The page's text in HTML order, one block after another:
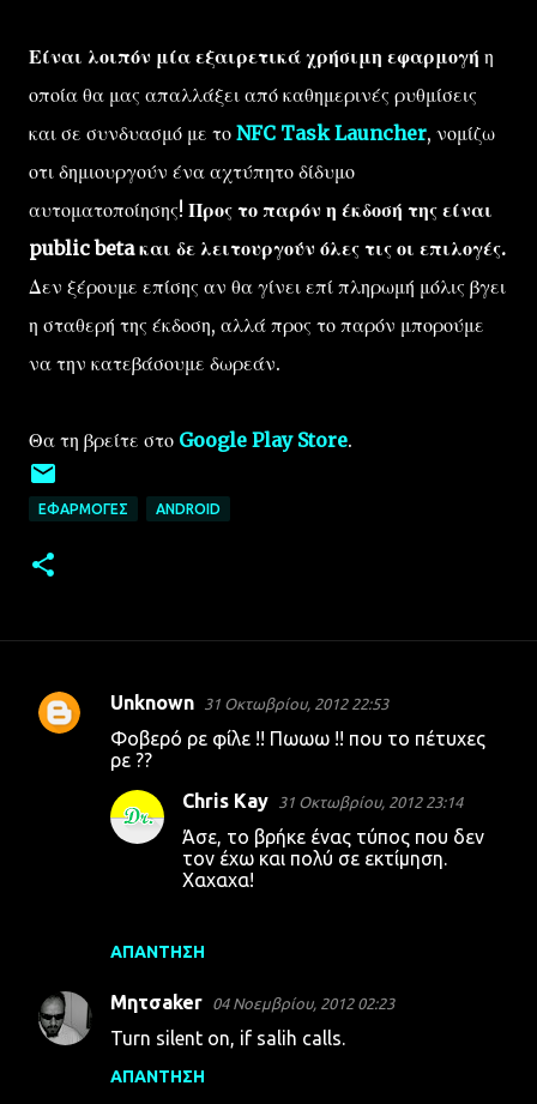
Είναι λοιπόν μία εξαιρετικά χρήσιμη εφαρμογή η
οποία θα μας απαλλάξει από καθημερινές ρυθμίσεις
και σε συνδυασμό με το NFC Task Launcher, νομίζω
οτι δημιουργούν ένα αχτύπητο δίδυμο
αυτοματοποίησης! Προς το παρόν η έκδοσή της είναι
public beta και δε λειτουργούν όλες τις οι επιλογές.
Δεν ξέρουμε επίσης αν θα γίνει επί πληρωμή μόλις βγει
η σταθερή της έκδοση, αλλά προς το παρόν μπορούμε
να την κατεβάσουμε δωρεάν.
Θα τη βρείτε στο Google Play Store.
ΕΦΑΡΜΟΓΈΣ ANDROID
Σ
Unknown 31 Οκτωβρίου, 2012 22:53
Φοβερό ρε φίλε !! Πωωω !! που το πέτυχες
ρε ??
ΑΠΆΝΤΗΣΗ
Chris Kay 31 Οκτωβρίου, 2012 23:14
Άσε, το βρήκε ένας τύπος που δεν
τον έχω και πολύ σε εκτίμηση.
Χαχαχα!
Μητσaker 04 Νοεμβρίου, 2012 02:23
Turn silent on, if salih calls.
ΑΠΆΝΤΗΣΗ